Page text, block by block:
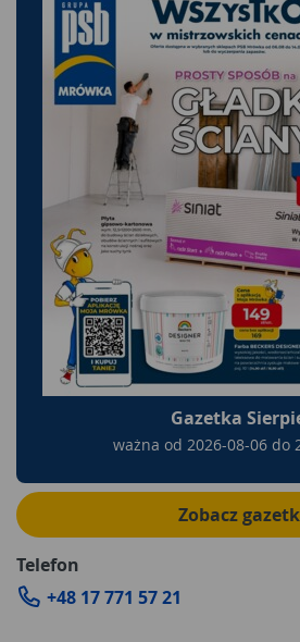
Gazetka
ważna od 2026-08-06do
Zobacz
Telefon
+48 17 771 57 21